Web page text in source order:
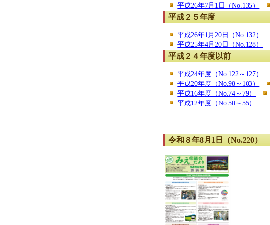
平成26年7月1日（No.135）
平成２５年度
平成26年1月20日（No.132）
平成25年4月20日（No.128）
平成２４年度以前
平成24年度（No.122～127）
平成20年度（No.98～103）
平成16年度（No.74～79）
平成12年度（No.50～55）
令和８年8月1日（No.220）